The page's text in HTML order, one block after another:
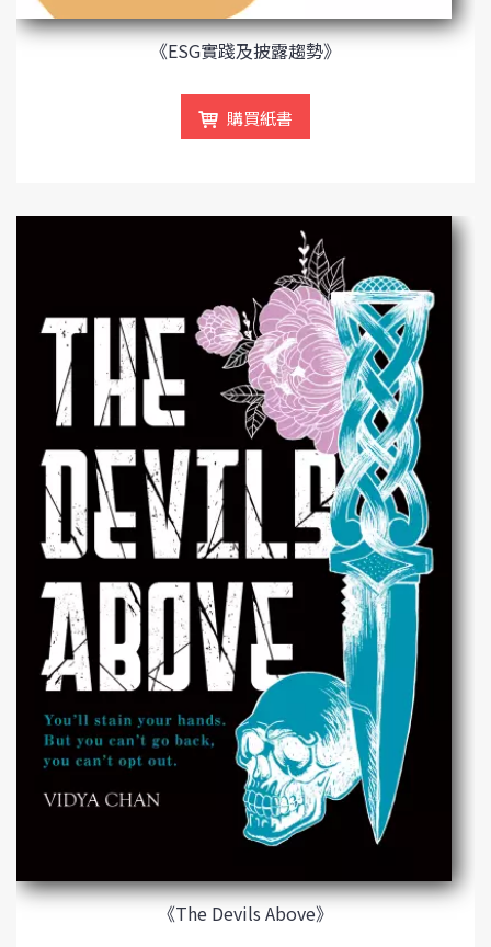
《ESG實踐及披露趨勢》
購買紙書
《The Devils Above》